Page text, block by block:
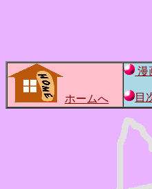
ホームへ
漫
目